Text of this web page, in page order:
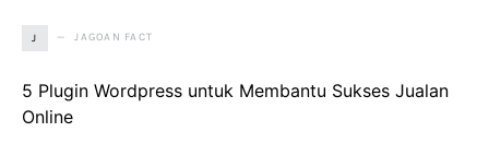
J JAGOAN FACT
5 Plugin Wordpress untuk Membantu Sukses Jualan
Online